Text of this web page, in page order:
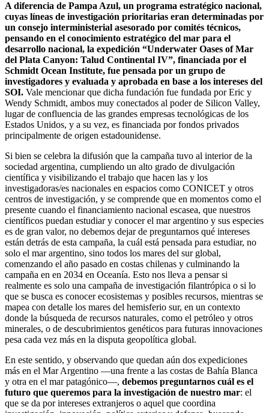
A diferencia de Pampa Azul, un programa estratégico nacional,
cuyas líneas de investigación prioritarias eran determinadas por
un consejo interministerial asesorado por comités técnicos,
pensando en el conocimiento estratégico del mar para el
desarrollo nacional, la expedición “Underwater Oases of Mar
del Plata Canyon: Talud Continental IV”, financiada por el
Schmidt Ocean Institute, fue pensada por un grupo de
investigadores y evaluada y aprobada en base a los intereses del
SOI. Vale mencionar que dicha fundación fue fundada por Eric y
Wendy Schmidt, ambos muy conectados al poder de Silicon Valley,
lugar de confluencia de las grandes empresas tecnológicas de los
Estados Unidos, y a su vez, es financiada por fondos privados
principalmente de origen estadounidense.
Si bien se celebra la difusión que la campaña tuvo al interior de la
sociedad argentina, cumpliendo un alto grado de divulgación
científica y visibilizando el trabajo que hacen las y los
investigadoras/es nacionales en espacios como CONICET y otros
centros de investigación, y se comprende que en momentos como el
presente cuando el financiamiento nacional escasea, que nuestros
científicos puedan estudiar y conocer el mar argentino y sus especies
es de gran valor, no debemos dejar de preguntarnos qué intereses
están detrás de esta campaña, la cuál está pensada para estudiar, no
solo el mar argentino, sino todos los mares del sur global,
comenzando el año pasado en costas chilenas y culminando la
campaña en en 2034 en Oceanía. Esto nos lleva a pensar si
realmente es solo una campaña de investigación filantrópica o si lo
que se busca es conocer ecosistemas y posibles recursos, mientras se
mapea con detalle los mares del hemisferio sur, en un contexto
donde la búsqueda de recursos naturales, como el petróleo y otros
minerales, o de descubrimientos genéticos para futuras innovaciones
pesa cada vez más en la disputa geopolítica global.
En este sentido, y observando que quedan aún dos expediciones
más en el Mar Argentino —una frente a las costas de Bahía Blanca
y otra en el mar patagónico—, debemos preguntarnos cuál es el
futuro que queremos para la investigación de nuestro mar: el
que se da por intereses extranjeros o aquel que coordina